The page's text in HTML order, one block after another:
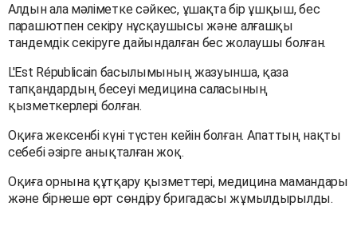
Алдын ала мәліметке сәйкес, ұшақта бір ұшқыш, бес
парашютпен секіру нұсқаушысы және алғашқы
тандемдік секіруге дайындалған бес жолаушы болған.
L'Est Républicain басылымының жазуынша, қаза
тапқандардың бесеуі медицина саласының
қызметкерлері болған.
Оқиға жексенбі күні түстен кейін болған. Апаттың нақты
себебі әзірге анықталған жоқ.
Оқиға орнына құтқару қызметтері, медицина мамандары
және бірнеше өрт сөндіру бригадасы жұмылдырылды.